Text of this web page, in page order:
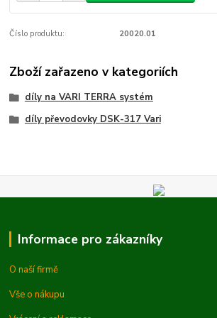
Číslo produktu: 20020.01
Zboží zařazeno v kategoriích
díly na VARI TERRA systém
díly převodovky DSK-317 Vari
Informace pro zákazníky
O naší firmě
Vše o nákupu